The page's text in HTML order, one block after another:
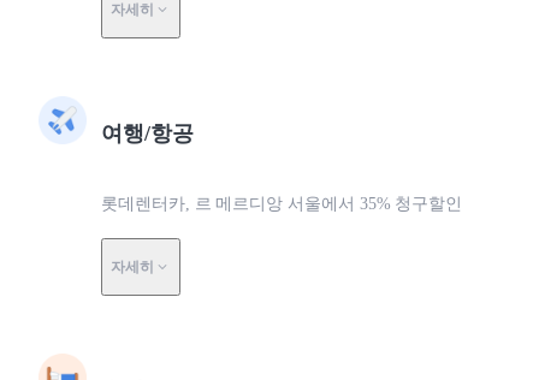
자세히
여행/항공
롯데렌터카, 르 메르디앙 서울에서 35% 청구할인
자세히